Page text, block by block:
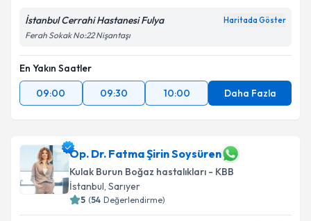
İstanbul Cerrahi Hastanesi Fulya Haritada Göster
Ferah Sokak No:22 Nişantaşı
En Yakın Saatler
09:00
09:30 10:00 Daha Fazla
Op. Dr. Fatma Şirin Soysüren
Kulak Burun Boğaz hastalıkları - KBB
İstanbul, Sarıyer
5 (54 Değerlendirme)